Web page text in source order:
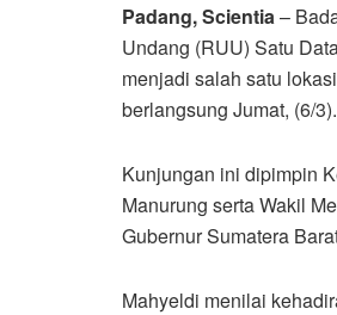
Padang, Scientia –
Undang (RUU) Satu
menjadi salah satu
berlangsung Jumat, (6/3).
Kunjungan ini dipimpin
Manurung serta Wakil
Gubernur Sumatera
Mahyeldi menilai